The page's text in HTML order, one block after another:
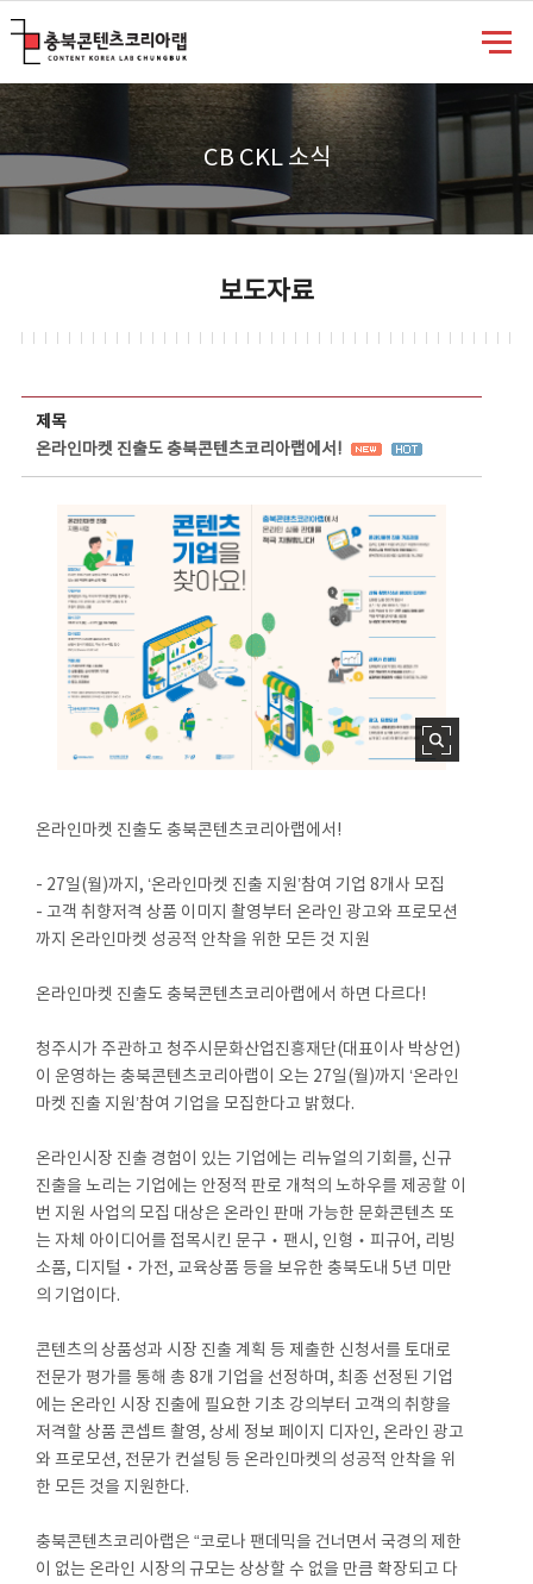
CB CKL 소식
보도자료
제목
온라인마켓 진출도 충북콘텐츠코리아랩에서!
온라인마켓 진출도 충북콘텐츠코리아랩에서!
- 27일(월)까지, ‘온라인마켓 진출 지원’참여 기업 8개사 모집
- 고객 취향저격 상품 이미지 촬영부터 온라인 광고와 프로모션
까지 온라인마켓 성공적 안착을 위한 모든 것 지원
온라인마켓 진출도 충북콘텐츠코리아랩에서 하면 다르다!
청주시가 주관하고 청주시문화산업진흥재단(대표이사 박상언)
이 운영하는 충북콘텐츠코리아랩이 오는 27일(월)까지 ‘온라인
마켓 진출 지원’참여 기업을 모집한다고 밝혔다.
온라인시장 진출 경험이 있는 기업에는 리뉴얼의 기회를, 신규
진출을 노리는 기업에는 안정적 판로 개척의 노하우를 제공할 이
번 지원 사업의 모집 대상은 온라인 판매 가능한 문화콘텐츠 또
는 자체 아이디어를 접목시킨 문구‧팬시, 인형‧피규어, 리빙
소품, 디지털‧가전, 교육상품 등을 보유한 충북도내 5년 미만
의 기업이다.
콘텐츠의 상품성과 시장 진출 계획 등 제출한 신청서를 토대로
전문가 평가를 통해 총 8개 기업을 선정하며, 최종 선정된 기업
에는 온라인 시장 진출에 필요한 기초 강의부터 고객의 취향을
저격할 상품 콘셉트 촬영, 상세 정보 페이지 디자인, 온라인 광고
와 프로모션, 전문가 컨설팅 등 온라인마켓의 성공적 안착을 위
한 모든 것을 지원한다.
충북콘텐츠코리아랩은 “코로나 팬데믹을 건너면서 국경의 제한
이 없는 온라인 시장의 규모는 상상할 수 없을 만큼 확장되고 다